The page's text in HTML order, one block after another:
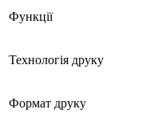
Функції
Технологія друку
Формат друку